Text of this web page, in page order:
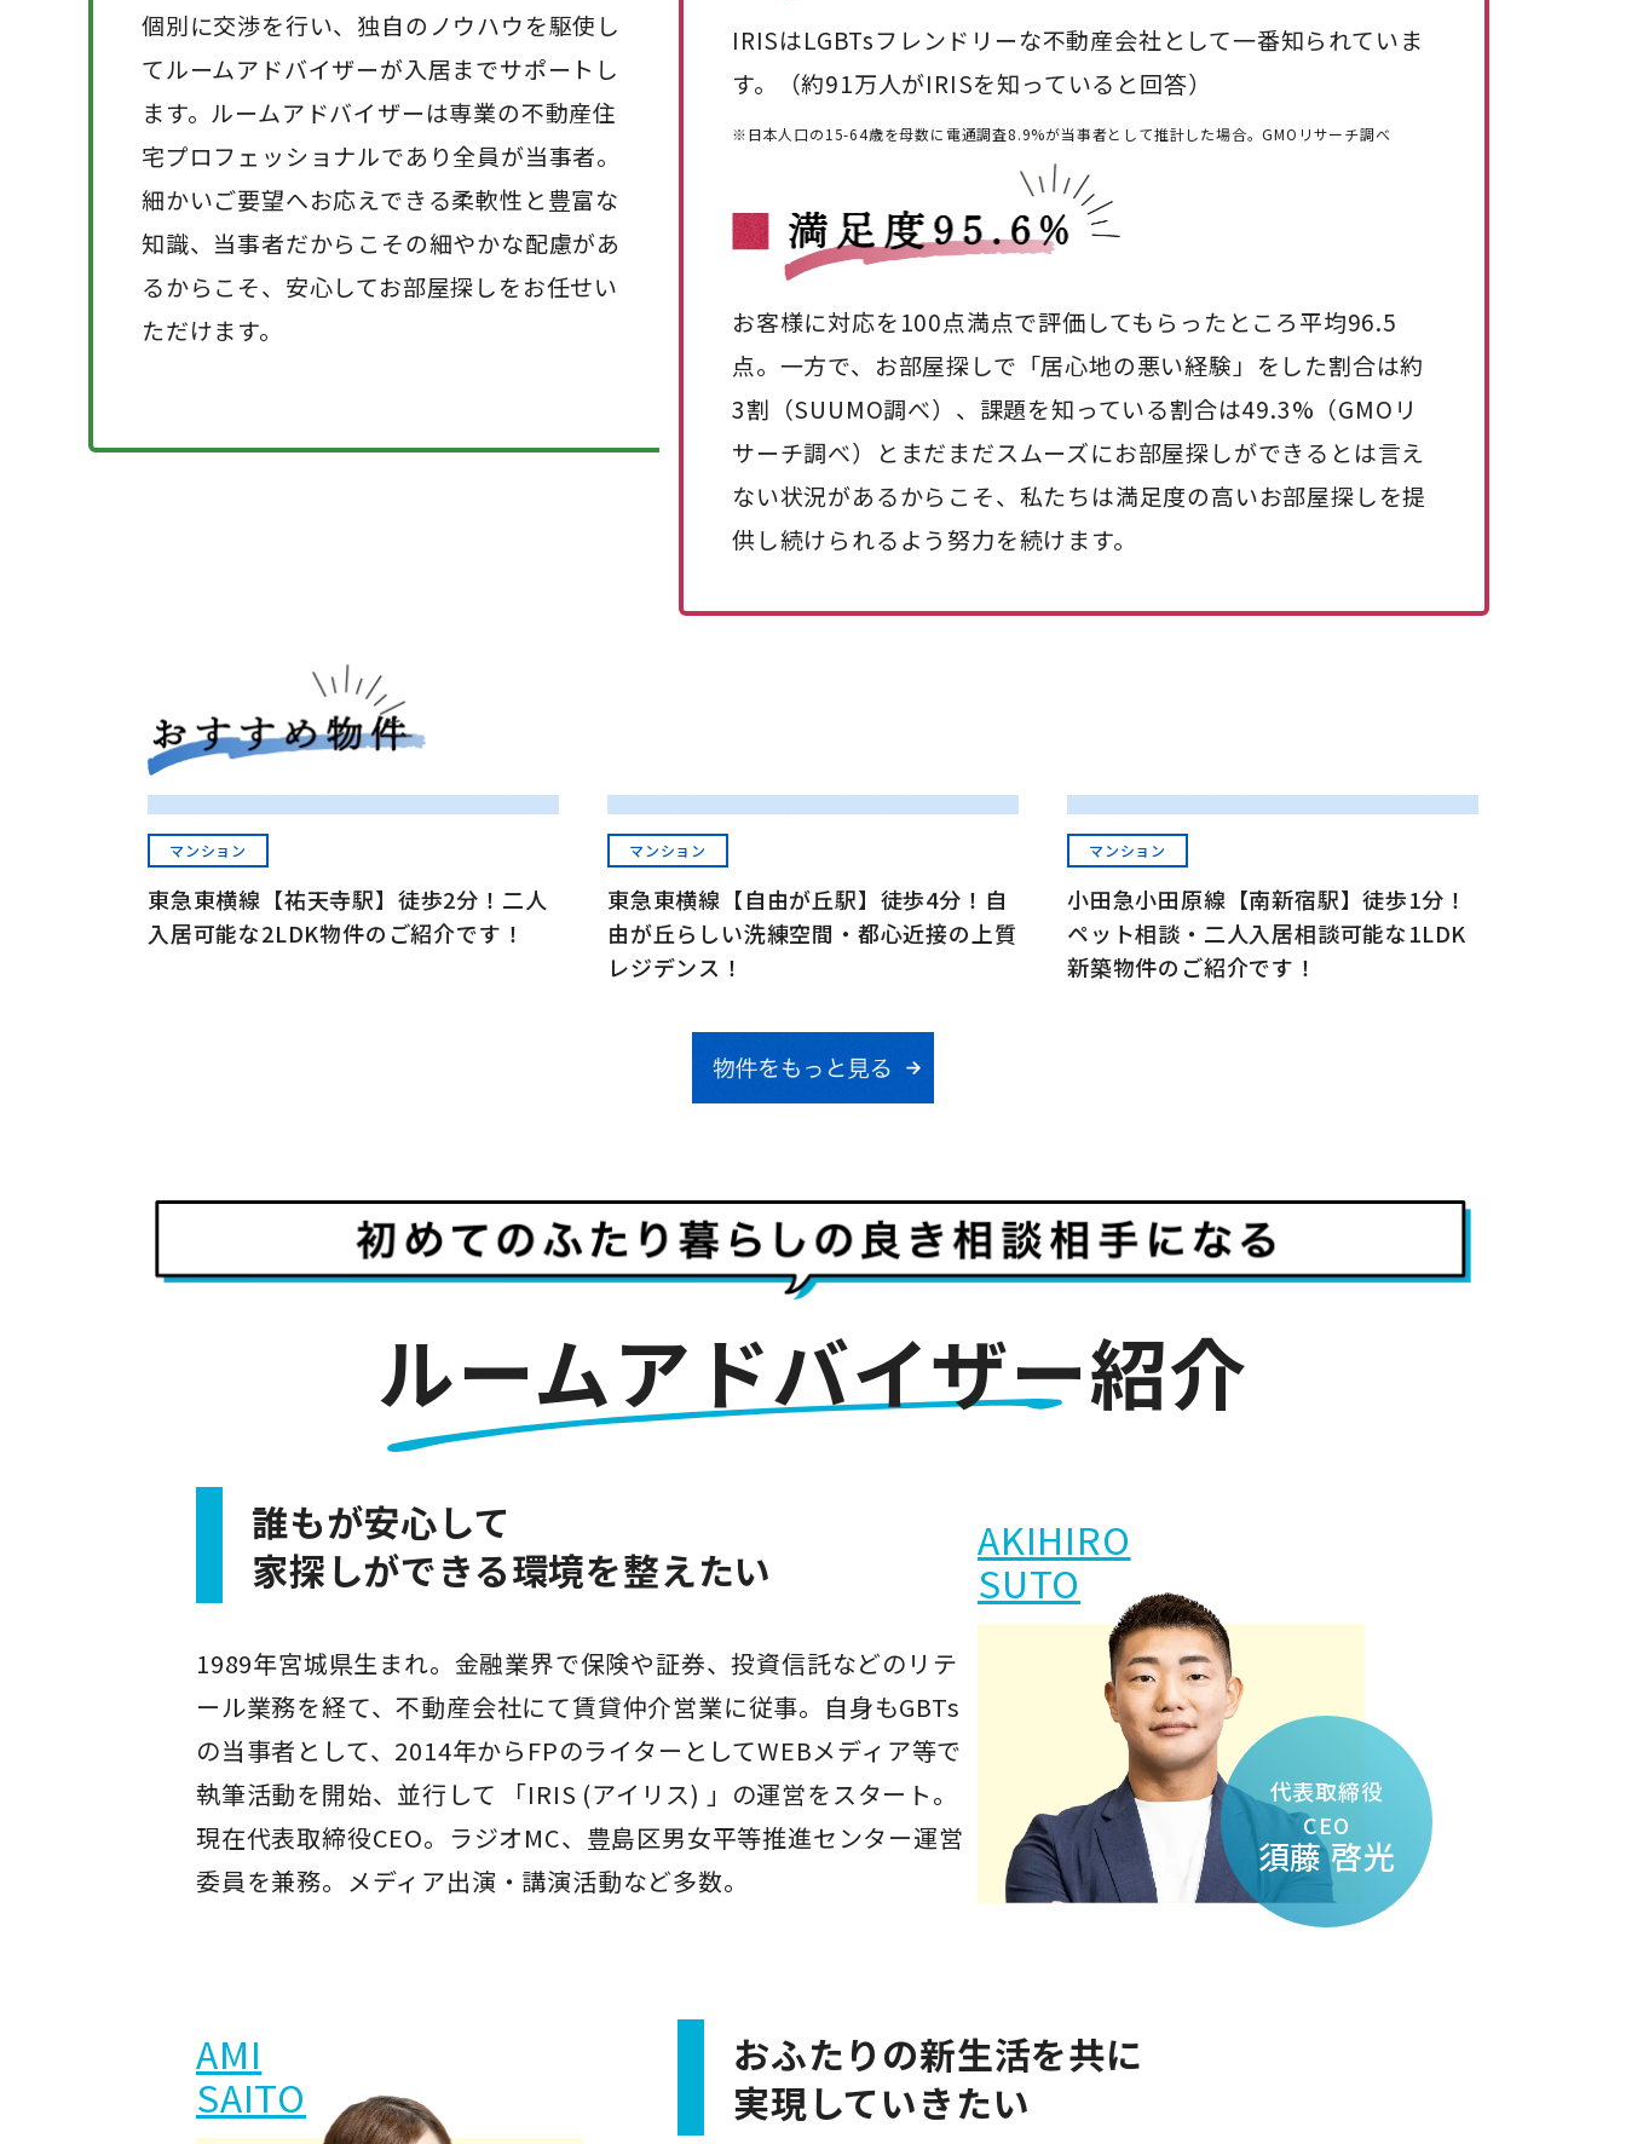
個別に交渉を行い、独自のノウハウを駆使し
てルームアドバイザーが入居までサポートし
ます。ルームアドバイザーは専業の不動産住
宅プロフェッショナルであり全員が当事者。
細かいご要望へお応えできる柔軟性と豊富な
知識、当事者だからこその細やかな配慮があ
るからこそ、安心してお部屋探しをお任せい
ただけます。
IRISはLGBTsフレンドリーな不動産会社として一番知られていま
す。（約91万人がIRISを知っていると回答）
※日本人口の15-64歳を母数に電通調査8.9%が当事者として推計した場合。GMOリサーチ調べ
お客様に対応を100点満点で評価してもらったところ平均96.5
点。一方で、お部屋探しで「居心地の悪い経験」をした割合は約
3割（SUUMO調べ）、課題を知っている割合は49.3%（GMOリ
サーチ調べ）とまだまだスムーズにお部屋探しができるとは言え
ない状況があるからこそ、私たちは満足度の高いお部屋探しを提
供し続けられるよう努力を続けます。
マンション
東急東横線【祐天寺駅】徒歩2分！二人
入居可能な2LDK物件のご紹介です！
マンション
東急東横線【自由が丘駅】徒歩4分！自
由が丘らしい洗練空間・都心近接の上質
レジデンス！
マンション
小田急小田原線【南新宿駅】徒歩1分！
ペット相談・二人入居相談可能な1LDK
新築物件のご紹介です！
ルームアドバイザー紹介
誰もが安心して
家探しができる環境を整えたい
1989年宮城県生まれ。金融業界で保険や証券、投資信託などのリテ
ール業務を経て、不動産会社にて賃貸仲介営業に従事。自身もGBTs
の当事者として、2014年からFPのライターとしてWEBメディア等で
執筆活動を開始、並行して 「IRIS (アイリス) 」の運営をスタート。
現在代表取締役CEO。ラジオMC、豊島区男女平等推進センター運営
委員を兼務。メディア出演・講演活動など多数。
AKIHIRO
SUTO
代表取締役
CEO
須藤 啓光
AMI
SAITO
おふたりの新生活を共に
実現していきたい